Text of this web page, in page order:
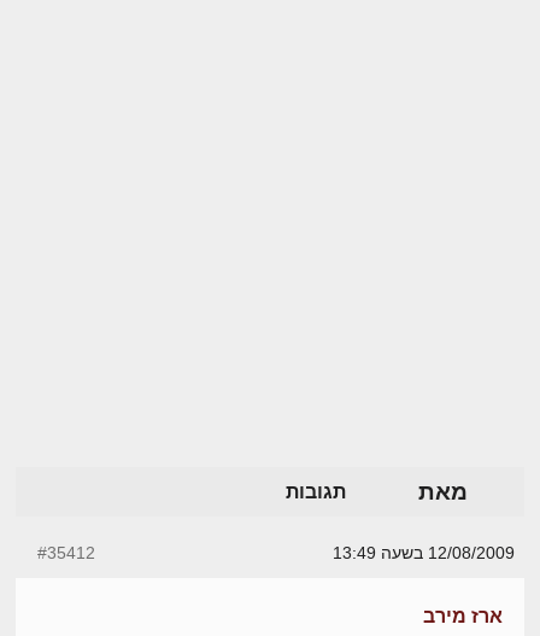
מאת תגובות
12/08/2009 בשעה 13:49 #35412
ארז מירב